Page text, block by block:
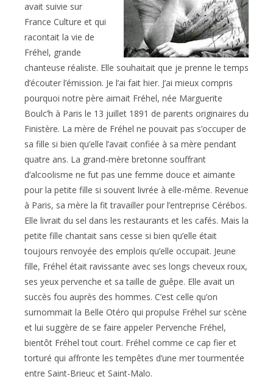
avait suivie sur
France Culture et qui
racontait la vie de
Fréhel, grande
chanteuse réaliste. Elle souhaitait que je prenne le temps
d’écouter l’émission. Je l’ai fait hier. J’ai mieux compris
pourquoi notre père aimait Fréhel, née Marguerite
Boulc’h à Paris le 13 juillet 1891 de parents originaires du
Finistère. La mère de Fréhel ne pouvait pas s’occuper de
sa fille si bien qu’elle l’avait confiée à sa mère pendant
quatre ans. La grand-mère bretonne souffrant
d’alcoolisme ne fut pas une femme douce et aimante
pour la petite fille si souvent livrée à elle-même. Revenue
à Paris, sa mère la fit travailler pour l’entreprise Cérébos.
Elle livrait du sel dans les restaurants et les cafés. Mais la
petite fille chantait sans cesse si bien qu’elle était
toujours renvoyée des emplois qu’elle occupait. Jeune
fille, Fréhel était ravissante avec ses longs cheveux roux,
ses yeux pervenche et sa taille de guêpe. Elle avait un
succès fou auprès des hommes. C’est celle qu’on
surnommait la Belle Otéro qui propulse Fréhel sur scène
et lui suggère de se faire appeler Pervenche Fréhel,
bientôt Fréhel tout court. Fréhel comme ce cap fier et
torturé qui affronte les tempêtes d’une mer tourmentée
entre Saint-Brieuc et Saint-Malo.